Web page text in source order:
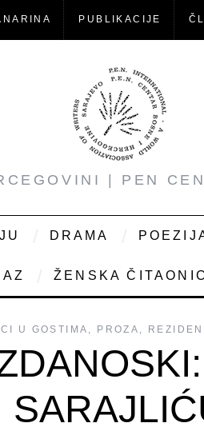
PUBLIKACIJE
| PEN
DRAMA
ŽENSKA
U GOSTIMA , PROZA ,